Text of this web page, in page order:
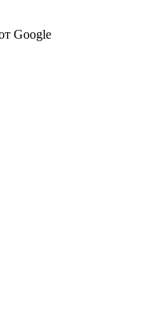
Google